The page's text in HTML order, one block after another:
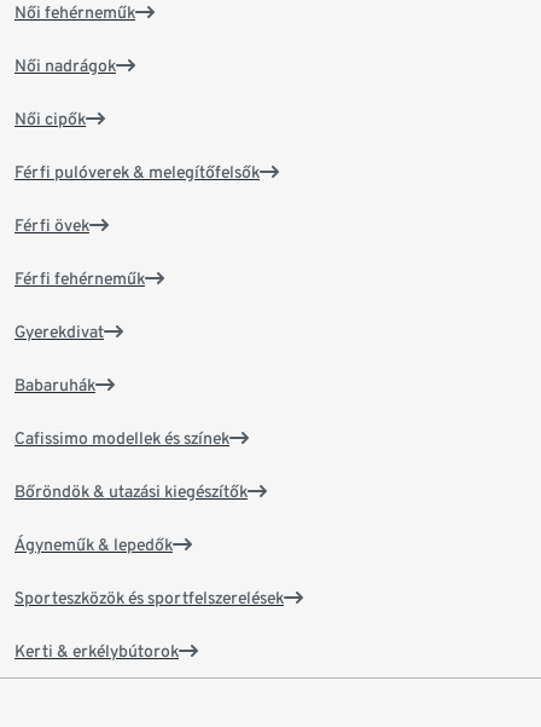
Női fehérneműk
Női nadrágok
Női cipők
Férfi pulóverek & melegítőfelsők
Férfi övek
Férfi fehérneműk
Gyerekdivat
Babaruhák
Cafissimo modellek és színek
Bőröndök & utazási kiegészítők
Ágyneműk & lepedők
Sporteszközök és sportfelszerelések
Kerti & erkélybútorok